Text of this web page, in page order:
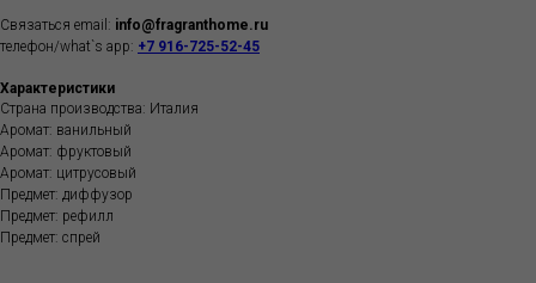
Связаться email: info@fragranthome.ru
телефон/what`s app: +7 916-725-52-45
Характеристики
Страна производства: Италия
Аромат: ванильный
Аромат: фруктовый
Аромат: цитрусовый
Предмет: диффузор
Предмет: рефилл
Предмет: спрей